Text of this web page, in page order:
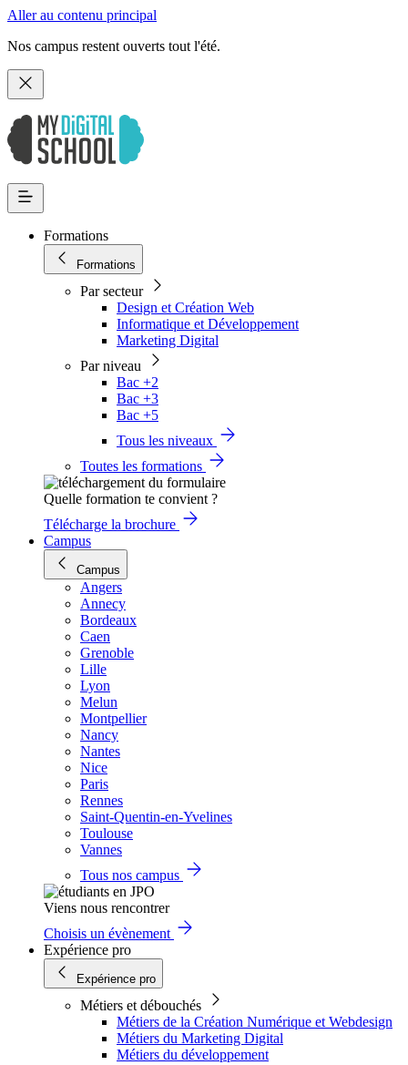
Aller au contenu principal
Nos campus restent ouverts tout l'été.
Formations
Formations
Par secteur
Design et Création Web
Informatique et Développement
Marketing Digital
Par niveau
Bac +2
Bac +3
Bac +5
Tous les niveaux
Toutes les formations
Quelle formation te convient ?
Télécharge la brochure
Campus
Campus
Angers
Annecy
Bordeaux
Caen
Grenoble
Lille
Lyon
Melun
Montpellier
Nancy
Nantes
Nice
Paris
Rennes
Saint-Quentin-en-Yvelines
Toulouse
Vannes
Tous nos campus
Viens nous rencontrer
Choisis un évènement
Expérience pro
Expérience pro
Métiers et débouchés
Métiers de la Création Numérique et Webdesign
Métiers du Marketing Digital
Métiers du développement